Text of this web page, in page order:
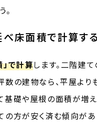
床面積で計算する
で計算します。二階建
の建物なら、平屋より
礎や屋根の面積が増え
方が安く済む傾向があ